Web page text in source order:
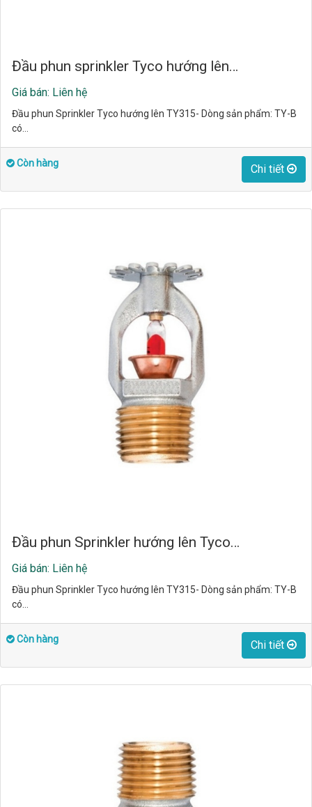
Đầu phun sprinkler Tyco hướng lên…
Giá bán: Liên hệ
Đầu phun Sprinkler Tyco hướng lên TY315- Dòng sản phẩm: TY-B
có…
Còn hàng Chi tiết
Đầu phun Sprinkler hướng lên Tyco…
Giá bán: Liên hệ
Đầu phun Sprinkler Tyco hướng lên TY315- Dòng sản phẩm: TY-B
có…
Còn hàng Chi tiết